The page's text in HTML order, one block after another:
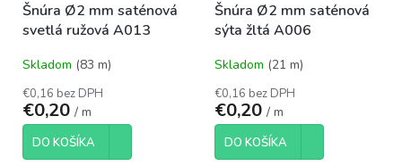
Šnúra Ø2 mm saténová
svetlá ružová A013
Skladom (83 m)
€0,16 bez DPH
€0,20 / m
DO KOŠÍKA
Šnúra Ø2 mm saténová
sýta žltá A006
Skladom (21 m)
€0,16 bez DPH
€0,20 / m
DO KOŠÍKA